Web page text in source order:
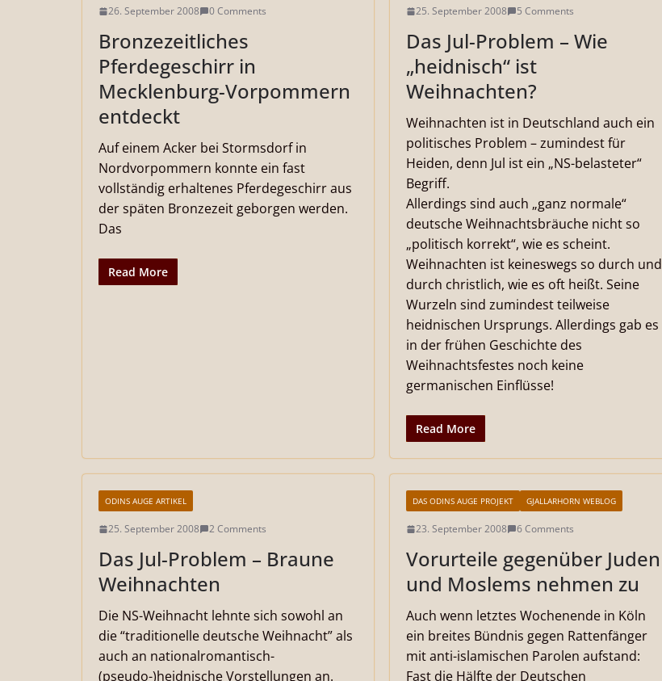
26. September 2008 0 Comments
Bronzezeitliches
Pferdegeschirr in
Mecklenburg-Vorpommern
entdeckt
Auf einem Acker bei Stormsdorf in
Nordvorpommern konnte ein fast
vollständig erhaltenes Pferdegeschirr aus
der späten Bronzezeit geborgen werden.
Das
Read More
25. September 2008 5 Comments
Das Jul-Problem – Wie
„heidnisch“ ist
Weihnachten?
Weihnachten ist in Deutschland auch ein
politisches Problem – zumindest für
Heiden, denn Jul ist ein „NS-belasteter“
Begriff.
Allerdings sind auch „ganz normale“
deutsche Weihnachtsbräuche nicht so
„politisch korrekt“, wie es scheint.
Weihnachten ist keineswegs so durch und
durch christlich, wie es oft heißt. Seine
Wurzeln sind zumindest teilweise
heidnischen Ursprungs. Allerdings gab es
in der frühen Geschichte des
Weihnachtsfestes noch keine
germanischen Einflüsse!
Read More
ODINS AUGE ARTIKEL
25. September 2008 2 Comments
Das Jul-Problem – Braune
Weihnachten
Die NS-Weihnacht lehnte sich sowohl an
die “traditionelle deutsche Weihnacht” als
auch an nationalromantisch-
(pseudo-)heidnische Vorstellungen an.
DAS ODINS AUGE PROJEKT GJALLARHORN WEBLOG
23. September 2008 6 Comments
Vorurteile gegenüber Juden
und Moslems nehmen zu
Auch wenn letztes Wochenende in Köln
ein breites Bündnis gegen Rattenfänger
mit anti-islamischen Parolen aufstand:
Fast die Hälfte der Deutschen